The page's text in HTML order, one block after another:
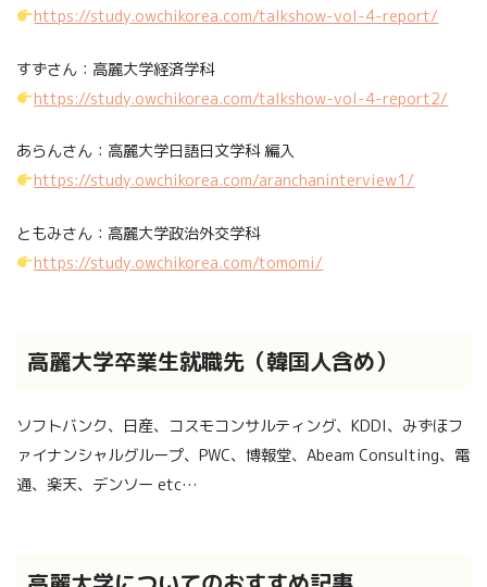
https://study.owchikorea.com/talkshow-vol-4-report/
すずさん：高麗大学経済学科
https://study.owchikorea.com/talkshow-vol-4-report2/
あらんさん：高麗大学日語日文学科 編入
https://study.owchikorea.com/aranchaninterview1/
ともみさん：高麗大学政治外交学科
https://study.owchikorea.com/tomomi/
高麗大学卒業生就職先（韓国人含め）
ソフトバンク、日産、コスモコンサルティング、KDDI、みずほフ
ァイナンシャルグループ、PWC、博報堂、Abeam Consulting、電
通、楽天、デンソー etc…